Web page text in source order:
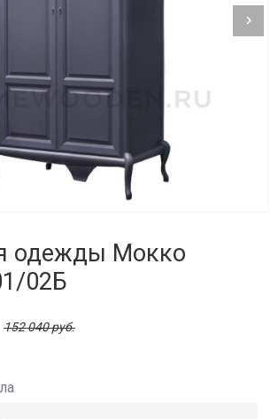
одежды Мокко
02Б
152 040 руб.